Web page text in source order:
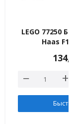
LEGO 77250
Haas F1